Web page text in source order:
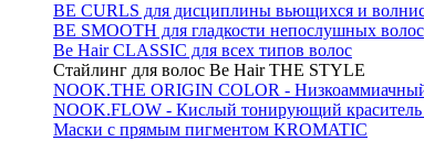
BE CURLS для дисциплины вьющихся и
BE SMOOTH для гладкости непослушных волос
Be Hair CLASSIC для всех типов волос
Стайлинг для волос Be Hair THE STYLE
NOOK.THE ORIGIN COLOR - Низкоаммиачный
NOOK.FLOW - Кислый тонирующий краситель
Маски с прямым пигментом KROMATIC